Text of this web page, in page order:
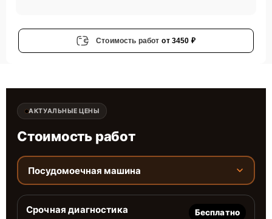
Стоимость работ от 3450 ₽
АКТУАЛЬНЫЕ ЦЕНЫ
Стоимость работ
Посудомоечная машина
Срочная диагностика Бесплатно